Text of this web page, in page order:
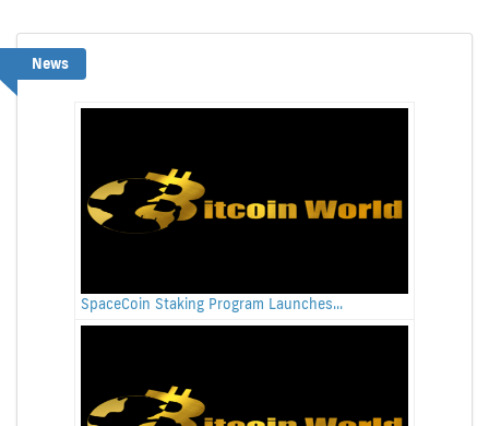
News
SpaceCoin Staking Program Launches...